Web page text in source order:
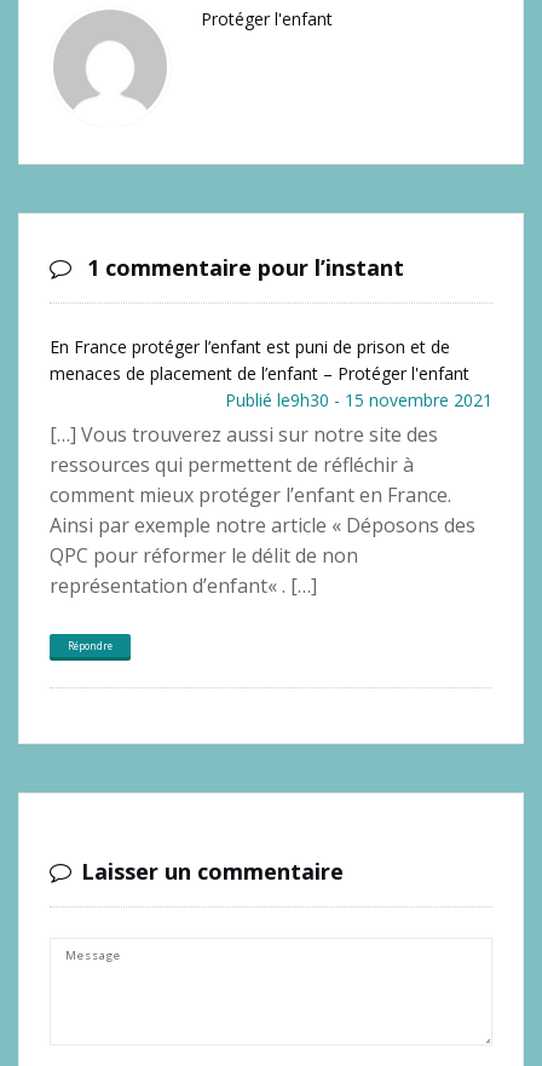
Protéger l'enfant
1 commentaire pour l’instant
En France protéger l’enfant est puni de prison et de
menaces de placement de l’enfant – Protéger l'enfant
Publié le9h30 - 15 novembre 2021
[…] Vous trouverez aussi sur notre site des
ressources qui permettent de réfléchir à
comment mieux protéger l’enfant en France.
Ainsi par exemple notre article « Déposons des
QPC pour réformer le délit de non
représentation d’enfant« . […]
Répondre
Laisser un commentaire